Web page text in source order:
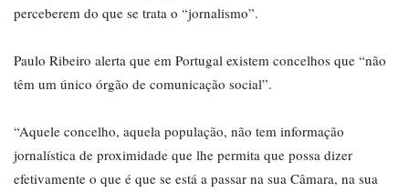
perceberem do que se trata o “jornalismo”.
Paulo Ribeiro alerta que em Portugal existem concelhos que “não
têm um único órgão de comunicação social”.
“Aquele concelho, aquela população, não tem informação
jornalística de proximidade que lhe permita que possa dizer
efetivamente o que é que se está a passar na sua Câmara, na sua